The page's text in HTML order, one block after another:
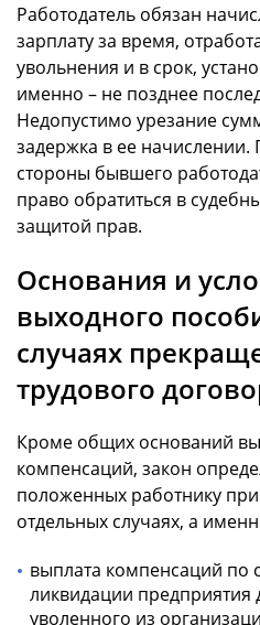
Работодатель обязан
зарплату за время,
увольнения и в срок,
именно – не позднее
Недопустимо урезание
задержка в ее начислении.
стороны бывшего
право обратиться в
защитой прав.
Основания и
выходного
случаях
трудового
Кроме общих оснований
компенсаций, закон
положенных работнику
отдельных случаях, а
выплата компенсаций по
ликвидации предприятия
уволенного из